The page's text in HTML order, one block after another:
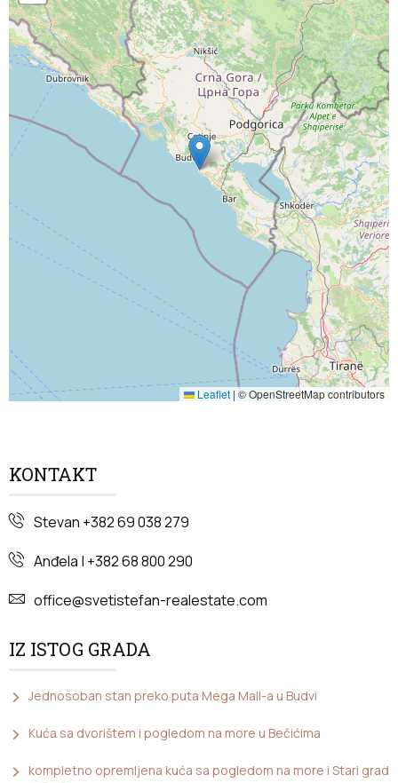
Leaflet | © OpenStreetMap contributors
KONTAKT
Stevan +382 69 038 279
Anđela | +382 68 800 290
office@svetistefan-realestate.com
IZ ISTOG GRADA
Jednosoban stan preko puta Mega Mall-a u Budvi
Kuća sa dvorištem i pogledom na more u Bečićima
kompletno opremljena kuća sa pogledom na more i Stari grad